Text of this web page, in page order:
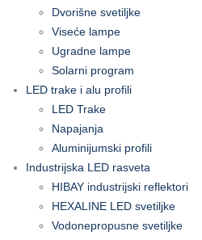
Dvorišne svetiljke
Viseće lampe
Ugradne lampe
Solarni program
LED trake i alu profili
LED Trake
Napajanja
Aluminijumski profili
Industrijska LED rasveta
HIBAY industrijski reflektori
HEXALINE LED svetiljke
Vodonepropusne svetiljke